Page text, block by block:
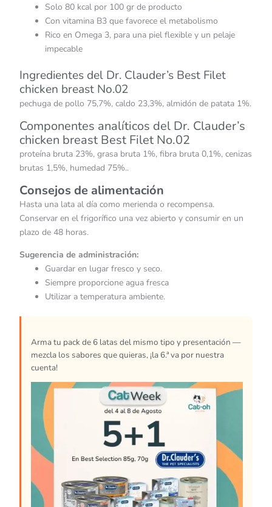
Solo 80 kcal por 100 gr de producto
Con vitamina B3 que favorece el metabolismo
Rico en Omega 3, para una piel flexible y un pelaje
impecable
Ingredientes del Dr. Clauder’s Best Filet
chicken breast No.02
pechuga de pollo 75,7%, caldo 23,3%, almidón de patata 1%.
Componentes analíticos del Dr. Clauder’s
chicken breast Best Filet No.02
proteína bruta 23%, grasa bruta 1%, fibra bruta 0,1%, cenizas
brutas 1,5%, humedad 75%..
Consejos de alimentación
Hasta una lata al día como merienda o recompensa.
Conservar en el frigorífico una vez abierto y consumir en un
plazo de 48 horas.
Sugerencia de administración:
Guardar en lugar fresco y seco.
Siempre proporcione agua fresca
Utilizar a temperatura ambiente.
Arma tu pack de 6 latas del mismo tipo y presentación —
mezcla los sabores que quieras, ¡la 6.ª va por nuestra
cuenta!